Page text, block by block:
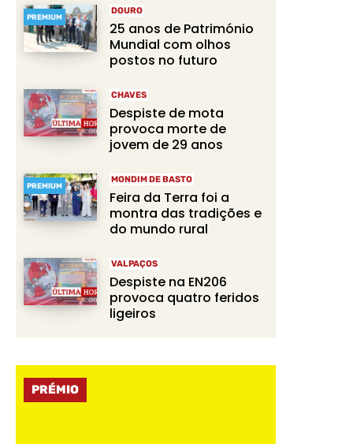
PREMIUM
DOURO
25 anos de Património
Mundial com olhos
postos no futuro
CHAVES
Despiste de mota
provoca morte de
jovem de 29 anos
PREMIUM
MONDIM DE BASTO
Feira da Terra foi a
montra das tradições e
do mundo rural
VALPAÇOS
Despiste na EN206
provoca quatro feridos
ligeiros
PRÉMIO